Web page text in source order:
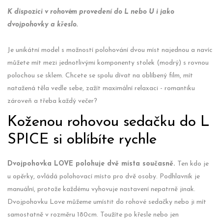
K dispozici v rohovém provedení do L nebo U i jako
dvojpohovky a křeslo.
Je unikátní model s možností polohování dvou míst najednou a navíc
můžete mít mezi jednotlivými komponenty stolek (modrý) s rovnou
polochou se sklem. Chcete se spolu dívat na oblíbený film, mít
natažená těla vedle sebe, zažít maximální relaxaci - romantiku
zároveň a třeba každý večer?
Koženou rohovou sedačku do L
SPICE si oblíbíte rychle
Dvojpohovka LOVE polohuje dvě místa současně.
Ten kdo je
u opěrky, ovládá polohovací místo pro dvě osoby. Podhlavník je
manuální, protože každému vyhovuje nastavení nepatrně jinak.
Dvojpohovku Love můžeme umístit do rohové sedačky nebo ji mít
samostatně v rozměru 180cm. Toužíte po křesle nebo jen